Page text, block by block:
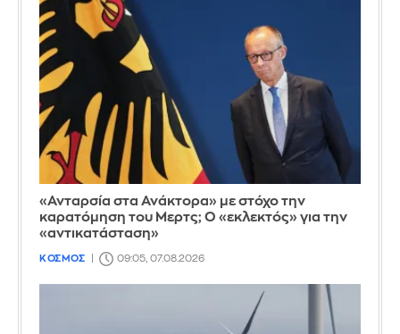
«Ανταρσία στα Ανάκτορα» με στόχο την
καρατόμηση του Μερτς; Ο «εκλεκτός» για την
«αντικατάσταση»
ΚΟΣΜΟΣ 09:05, 07.08.2026